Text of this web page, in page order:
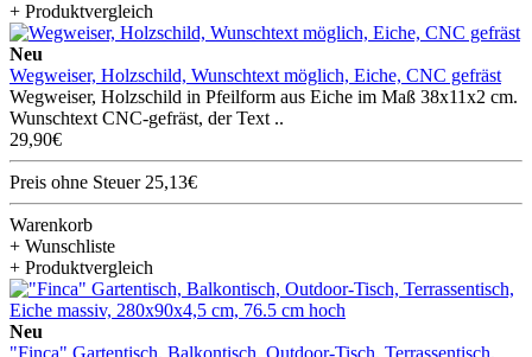
+ Produktvergleich
Neu
Wegweiser, Holzschild, Wunschtext möglich, Eiche, CNC gefräst
Wegweiser, Holzschild in Pfeilform aus Eiche im Maß 38x11x2 cm.
Wunschtext CNC-gefräst, der Text ..
29,90€
Preis ohne Steuer 25,13€
Warenkorb
+ Wunschliste
+ Produktvergleich
Neu
"Finca" Gartentisch, Balkontisch, Outdoor-Tisch, Terrassentisch,